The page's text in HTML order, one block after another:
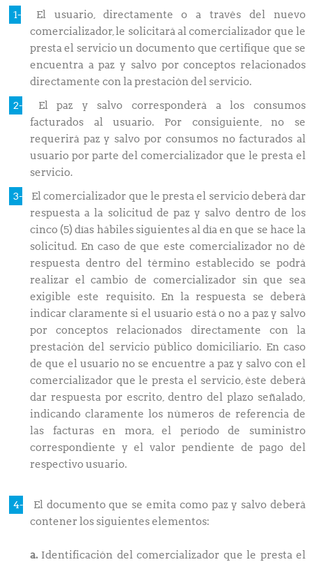
El usuario, directamente o a través del nuevo
comercializador, le solicitará al comercializador que le
presta el servicio un documento que certifique que se
encuentra a paz y salvo por conceptos relacionados
directamente con la prestación del servicio.
El paz y salvo corresponderá a los consumos
facturados al usuario. Por consiguiente, no se
requerirá paz y salvo por consumos no facturados al
usuario por parte del comercializador que le presta el
servicio.
El comercializador que le presta el servicio deberá dar
respuesta a la solicitud de paz y salvo dentro de los
cinco (5) días hábiles siguientes al día en que se hace la
solicitud. En caso de que este comercializador no dé
respuesta dentro del término establecido se podrá
realizar el cambio de comercializador sin que sea
exigible este requisito. En la respuesta se deberá
indicar claramente si el usuario está o no a paz y salvo
por conceptos relacionados directamente con la
prestación del servicio público domiciliario. En caso
de que el usuario no se encuentre a paz y salvo con el
comercializador que le presta el servicio, éste deberá
dar respuesta por escrito, dentro del plazo señalado,
indicando claramente los números de referencia de
las facturas en mora, el período de suministro
correspondiente y el valor pendiente de pago del
respectivo usuario.
El documento que se emita como paz y salvo deberá
contener los siguientes elementos:
a.Identificación del comercializador que le presta el